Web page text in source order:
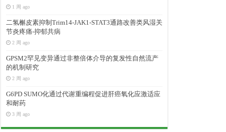
1 周 ago
二氢槲皮素抑制Trim14-JAK1-STAT3通路改善类风湿关
节炎疼痛-抑郁共病
2 周 ago
GPSM2罕见变异通过非整倍体介导的复发性自然流产
的机制研究
2 周 ago
G6PD SUMO化通过代谢重编程促进肝癌氧化应激适应
和耐药
3 周 ago